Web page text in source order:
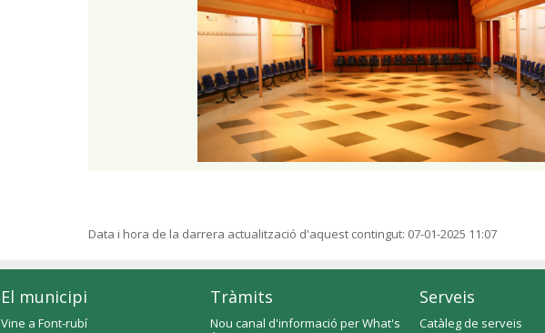
Data i hora de la darrera actualització d'aquest contingut: 07-01-2025 11:07
El municipi
Vine a Font-rubí
Tràmits
Nou canal d'informació per What's
Serveis
Catàleg de serveis